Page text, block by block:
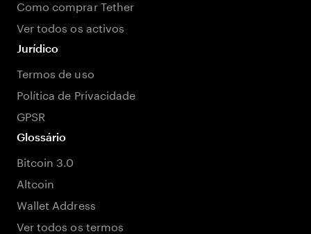
Como comprar Tether
Ver todos os activos
Jurídico
Termos de uso
Política de Privacidade
GPSR
Glossário
Bitcoin 3.0
Altcoin
Wallet Address
Ver todos os termos